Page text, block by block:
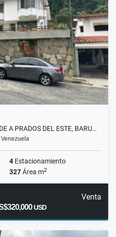
A PRADOS DEL ESTE, BARU…
4 Estacionamiento
327Área m2
Venta
USD